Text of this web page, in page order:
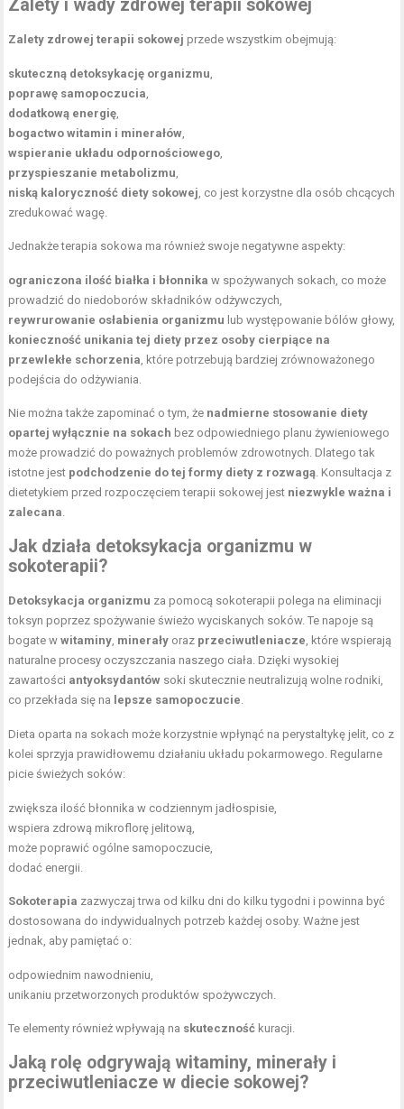
Zalety i wady zdrowej terapii sokowej
Zalety zdrowej terapii sokowej przede wszystkim obejmują:
skuteczną detoksykację organizmu,
poprawę samopoczucia,
dodatkową energię,
bogactwo witamin i minerałów,
wspieranie układu odpornościowego,
przyspieszanie metabolizmu,
niską kaloryczność diety sokowej, co jest korzystne dla osób chcących
zredukować wagę.
Jednakże terapia sokowa ma również swoje negatywne aspekty:
ograniczona ilość białka i błonnika w spożywanych sokach, co może
prowadzić do niedoborów składników odżywczych,
reywrurowanie osłabienia organizmu lub występowanie bólów głowy,
konieczność unikania tej diety przez osoby cierpiące na
przewlekłe schorzenia, które potrzebują bardziej zrównoważonego
podejścia do odżywiania.
Nie można także zapominać o tym, że nadmierne stosowanie diety
opartej wyłącznie na sokach bez odpowiedniego planu żywieniowego
może prowadzić do poważnych problemów zdrowotnych. Dlatego tak
istotne jest podchodzenie do tej formy diety z rozwagą. Konsultacja z
dietetykiem przed rozpoczęciem terapii sokowej jest niezwykle ważna i
zalecana.
Jak działa detoksykacja organizmu w
sokoterapii?
Detoksykacja organizmu za pomocą sokoterapii polega na eliminacji
toksyn poprzez spożywanie świeżo wyciskanych soków. Te napoje są
bogate wwitaminy, minerały oraz przeciwutleniacze, które wspierają
naturalne procesy oczyszczania naszego ciała. Dzięki wysokiej
zawartości antyoksydantów soki skutecznie neutralizują wolne rodniki,
co przekłada się na lepsze samopoczucie.
Dieta oparta na sokach może korzystnie wpłynąć na perystaltykę jelit, co z
kolei sprzyja prawidłowemu działaniu układu pokarmowego. Regularne
picie świeżych soków:
zwiększa ilość błonnika w codziennym jadłospisie,
wspiera zdrową mikroflorę jelitową,
może poprawić ogólne samopoczucie,
dodać energii.
Sokoterapia zazwyczaj trwa od kilku dni do kilku tygodni i powinna być
dostosowana do indywidualnych potrzeb każdej osoby. Ważne jest
jednak, aby pamiętać o:
odpowiednim nawodnieniu,
unikaniu przetworzonych produktów spożywczych.
Te elementy również wpływają na skuteczność kuracji.
Jaką rolę odgrywają witaminy, minerały i
przeciwutleniacze w diecie sokowej?